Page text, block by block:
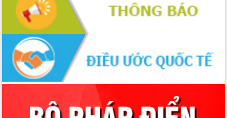
Đánh giá, rút kinh nghiệm công tác tổ
chức diễn tập trước ngày bầu cử
Chương trình “Gặp gỡ hữu nghị –
Friendship Meeting New Year 2026”
Bầu cử Quốc hội và HĐND: Cử tri Đắk
Lắk gửi gắm niềm tin, kỳ vọng vào lá
phiếu
Đắk Lắk sẵn sàng các điều kiện cho
Ngày hội bầu cử đại biểu Quốc hội
khóa XVI và HĐND các cấp nhiệm kỳ